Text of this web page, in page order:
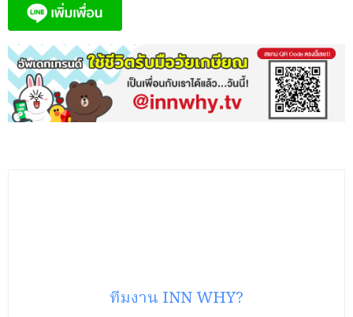
ทีมงาน INN WHY?